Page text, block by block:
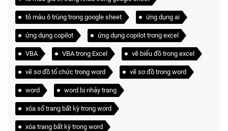
tô màu ô trùng trong google sheet ứng dụng ai
ứng dụng copilot ứng dụng copilot trong excel
VBA VBA trong Excel vẽ biểu đồ trong excel
vẽ sơ đồ tổ chức trong word vẽ sơ đồ trong word
word word bị nhảy trang
xóa số trang bất kỳ trong word
xóa trang bất kỳ trong word